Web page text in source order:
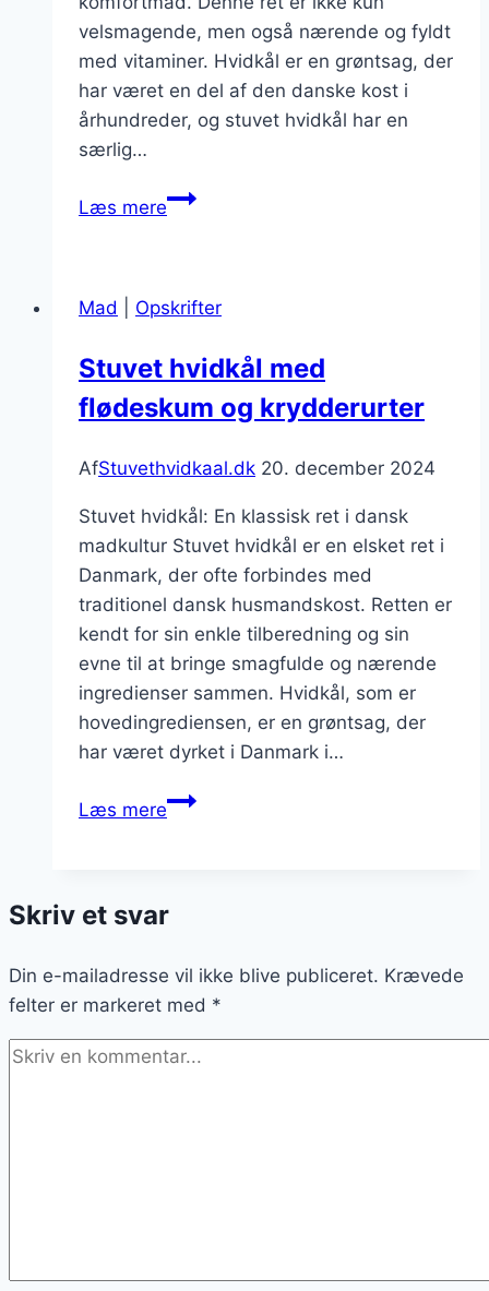
velsmagende, men også nærende og fyldt
med vitaminer. Hvidkål er en grøntsag, der
har været en del af den danske kost i
århundreder, og stuvet hvidkål har en
særlig…
Læs mereStuvet
til
Mad Opskrifter
Stuvet hvidkål med
flødeskum og krydderurter
AfStuvethvidkaal.dk 20. december 2024
Stuvet hvidkål: En klassisk ret i dansk
madkultur Stuvet hvidkål er en elsket ret i
Danmark, der ofte forbindes med
traditionel dansk husmandskost. Retten er
kendt for sin enkle tilberedning og sin
evne til at bringe smagfulde og nærende
ingredienser sammen. Hvidkål, som er
hovedingrediensen, er en grøntsag, der
har været dyrket i Danmark i…
Læs mereStuvet
og
Skriv et svar
Din e-mailadresse vil ikke blive publiceret. Krævede
felter er markeret med *